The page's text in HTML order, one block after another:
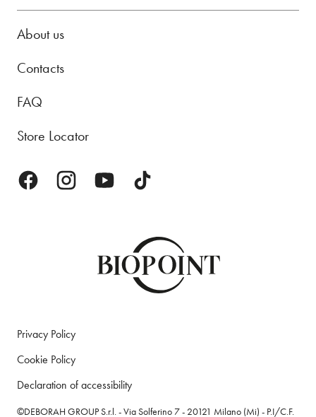
About us
Contacts
FAQ
Store Locator
Privacy Policy
Cookie Policy
Declaration of accessibility
©DEBORAH GROUP S.r.l. - Via Solferino 7 - 20121 Milano (Mi) - P.I/C.F.